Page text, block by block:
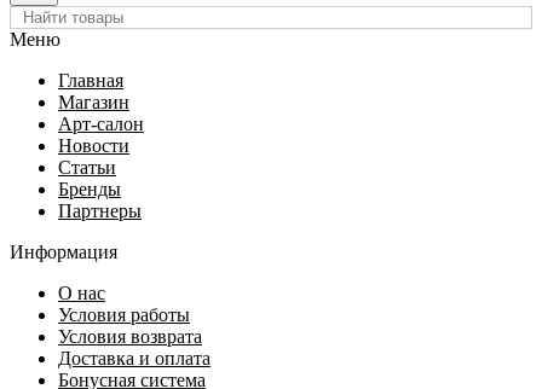
Меню
Главная
Магазин
Арт-салон
Новости
Статьи
Бренды
Партнеры
Информация
О нас
Условия работы
Условия возврата
Доставка и оплата
Бонусная система